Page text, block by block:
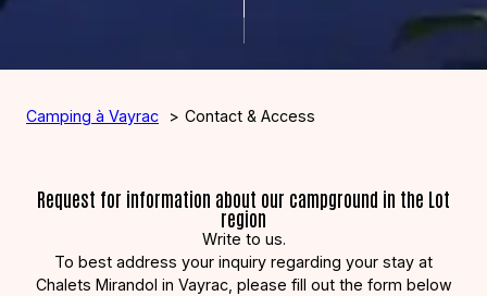
Camping à Vayrac Contact & Access
Request for information about our campground in the Lot
region
Write to us.
To best address your inquiry regarding your stay at
Chalets Mirandol in Vayrac, please fill out the form below